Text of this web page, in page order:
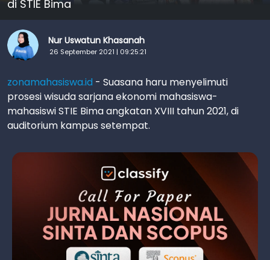
di STIE Bima
Nur Uswatun Khasanah
26 September 2021 | 09:25:21
zonamahasiswa.id - Suasana haru menyelimuti
prosesi wisuda sarjana ekonomi mahasiswa-
mahasiswi STIE Bima angkatan XVIII tahun 2021, di
auditorium kampus setempat.